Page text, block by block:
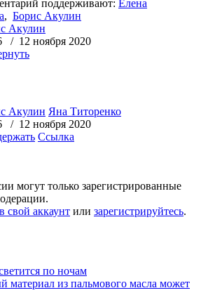
поддерживают: Елена
, Борис Акулин
Акулин
/ 12 ноября 2020
Акулин Яна Титоренко
/ 12 ноября 2020
Ссылка
могут только зарегистрированные
свой аккаунт или зарегистрируйтесь.
по ночам
материал из пальмового масла может